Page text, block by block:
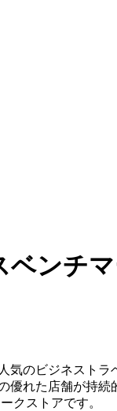
ンチ
のビジネスト
れた店舗が持
クストアです。